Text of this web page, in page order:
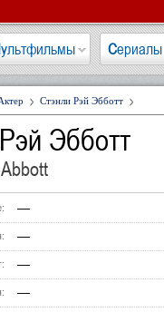
Мультфильмы Сериалы
Стэнли Рэй Эбботт
Эбботт
—
—
—
—